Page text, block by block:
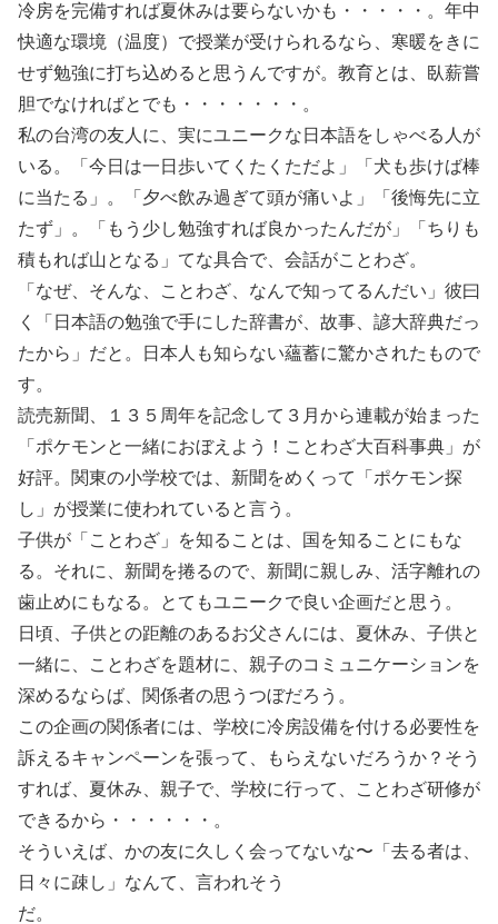
冷房を完備すれば夏休みは要らないかも・・・・・。年中
快適な環境（温度）で授業が受けられるなら、寒暖をきに
せず勉強に打ち込めると思うんですが。教育とは、臥薪嘗
胆でなければとでも・・・・・・・。
私の台湾の友人に、実にユニークな日本語をしゃべる人が
いる。「今日は一日歩いてくたくただよ」「犬も歩けば棒
に当たる」。「夕べ飲み過ぎて頭が痛いよ」「後悔先に立
たず」。「もう少し勉強すれば良かったんだが」「ちりも
積もれば山となる」てな具合で、会話がことわざ。
「なぜ、そんな、ことわざ、なんで知ってるんだい」彼曰
く「日本語の勉強で手にした辞書が、故事、諺大辞典だっ
たから」だと。日本人も知らない蘊蓄に驚かされたもので
す。
読売新聞、１３５周年を記念して３月から連載が始まった
「ポケモンと一緒におぼえよう！ことわざ大百科事典」が
好評。関東の小学校では、新聞をめくって「ポケモン探
し」が授業に使われていると言う。
子供が「ことわざ」を知ることは、国を知ることにもな
る。それに、新聞を捲るので、新聞に親しみ、活字離れの
歯止めにもなる。とてもユニークで良い企画だと思う。
日頃、子供との距離のあるお父さんには、夏休み、子供と
一緒に、ことわざを題材に、親子のコミュニケーションを
深めるならば、関係者の思うつぼだろう。
この企画の関係者には、学校に冷房設備を付ける必要性を
訴えるキャンペーンを張って、もらえないだろうか？そう
すれば、夏休み、親子で、学校に行って、ことわざ研修が
できるから・・・・・・。
そういえば、かの友に久しく会ってないな〜「去る者は、
日々に疎し」なんて、言われそう
だ。